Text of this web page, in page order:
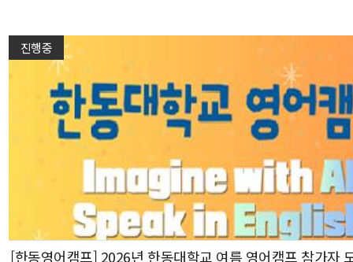
진행중
[한동영어캠프] 2026년 한동대학교 여름 영어캠프 참가자